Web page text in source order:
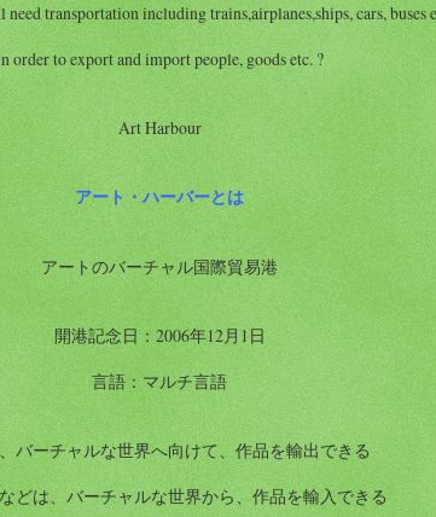
transportation including trains,airplanes,ships, cars, buses
order to export and import people, goods etc. ?
Art Harbour
アート・ハーバーとは
アートのバーチャル国際貿易港
開港記念日：2006年12月1日
言語：マルチ言語
バーチャルな世界へ向けて、作品を輸出できる
どは、バーチャルな世界から、作品を輸入できる